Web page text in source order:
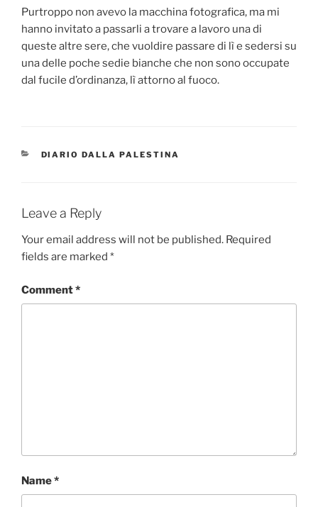
Purtroppo non avevo la macchina fotografica, ma mi
hanno invitato a passarli a trovare a lavoro una di
queste altre sere, che vuoldire passare di lì e sedersi su
una delle poche sedie bianche che non sono occupate
dal fucile d’ordinanza, lì attorno al fuoco.
CATEGORIES
DIARIO DALLA PALESTINA
Leave a Reply
Your email address will not be published. Required
fields are marked *
Comment*
Name*